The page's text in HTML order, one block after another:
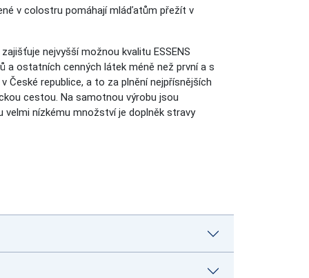
v colostru pomáhají mláďatům přežít v
nejvyšší možnou kvalitu ESSENS
a ostatních cenných látek méně než první a s
České republice, a to za plnění nejpřísnějších
cestou. Na samotnou výrobu jsou
velmi nízkému množství je doplněk stravy